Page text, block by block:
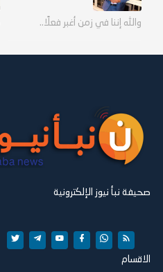
والله إننا في زمن أغبر فعلًا..
صحيفة نبأ نيوز الإلكترونية
الاقسام